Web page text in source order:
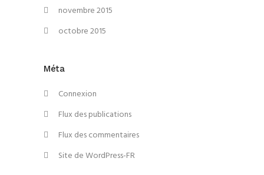
novembre 2015
octobre 2015
Méta
Connexion
Flux des publications
Flux des commentaires
Site de WordPress-FR